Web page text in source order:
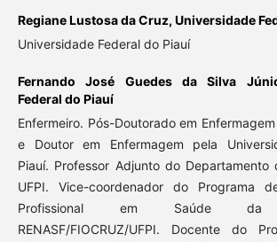
Regiane Lustosa da Cruz, Universidade
Universidade Federal do Piauí
Fernando José Guedes da Silva
Federal do Piauí
Enfermeiro. Pós-Doutorado em
e Doutor em Enfermagem pela
Piauí. Professor Adjunto do Departamento
UFPI. Vice-coordenador do Programa
Profissional em Saúde
RENASF/FIOCRUZ/UFPI. Docente do